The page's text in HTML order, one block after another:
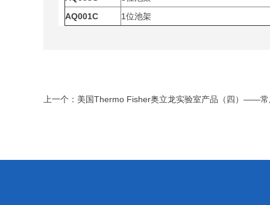
AQ001C
1位池架
上一个： 美国Thermo Fisher奥立龙实验室产品（四）——常